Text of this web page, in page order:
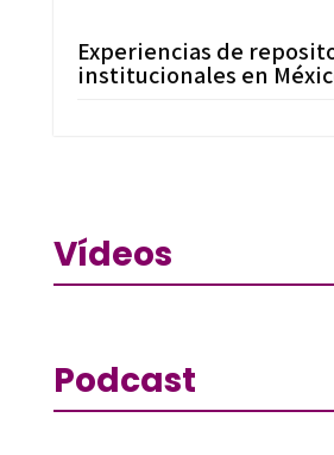
Experiencias de
institucionales en
Vídeos
Podcast